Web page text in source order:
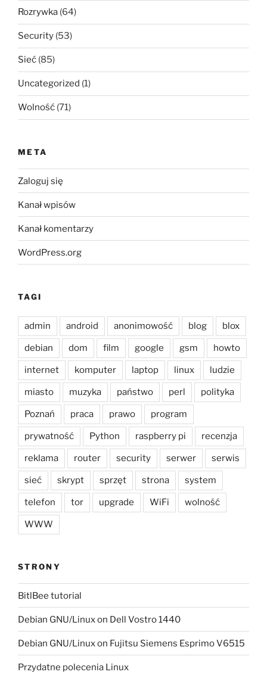
Rozrywka (64)
Security (53)
Sieć (85)
Uncategorized (1)
Wolność (71)
META
Zaloguj się
Kanał wpisów
Kanał komentarzy
WordPress.org
TAGI
admin android anonimowość blog blox
debian dom film google gsm howto
internet komputer laptop linux ludzie
miasto muzyka państwo perl polityka
Poznań praca prawo program
prywatność Python raspberry pi recenzja
reklama router security serwer serwis
sieć skrypt sprzęt strona system
telefon tor upgrade WiFi wolność
WWW
STRONY
BitlBee tutorial
Debian GNU/Linux on Dell Vostro 1440
Debian GNU/Linux on Fujitsu Siemens Esprimo V6515
Przydatne polecenia Linux